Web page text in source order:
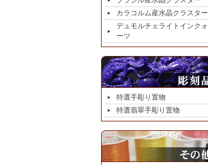
カラコルム産水晶クラスター
デュモルチェライトインクォ
ーツ
特選手彫り置物
特選翡翠手彫り置物